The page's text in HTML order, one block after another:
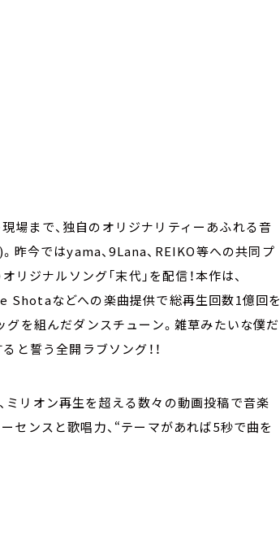
場まで、独自のオリジナリティーあふれる音
昨今ではyama、9Lana、REIKO等への共同プ
ジナルソング「末代」を配信！本作は、
Shotaなどへの楽曲提供で総再生回数1億回を
を組んだダンスチューン。雑草みたいな僕だ
と誓う全開ラブソング！！
リオン再生を超える数々の動画投稿で音楽
センスと歌唱力、“テーマがあれば5秒で曲を